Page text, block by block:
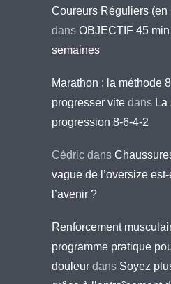
Coureurs Réguliers (en
dans OBJECTIF 45
semaines
Marathon : la méthode
progresser vite dans La
progression 8-6-4-2
Cédric dans
vague de l’oversize
l’avenir ?
Renforcement
programme pratique
douleur dans Soyez